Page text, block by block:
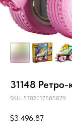
31148
SKU: 5702017585079
$3 496.87